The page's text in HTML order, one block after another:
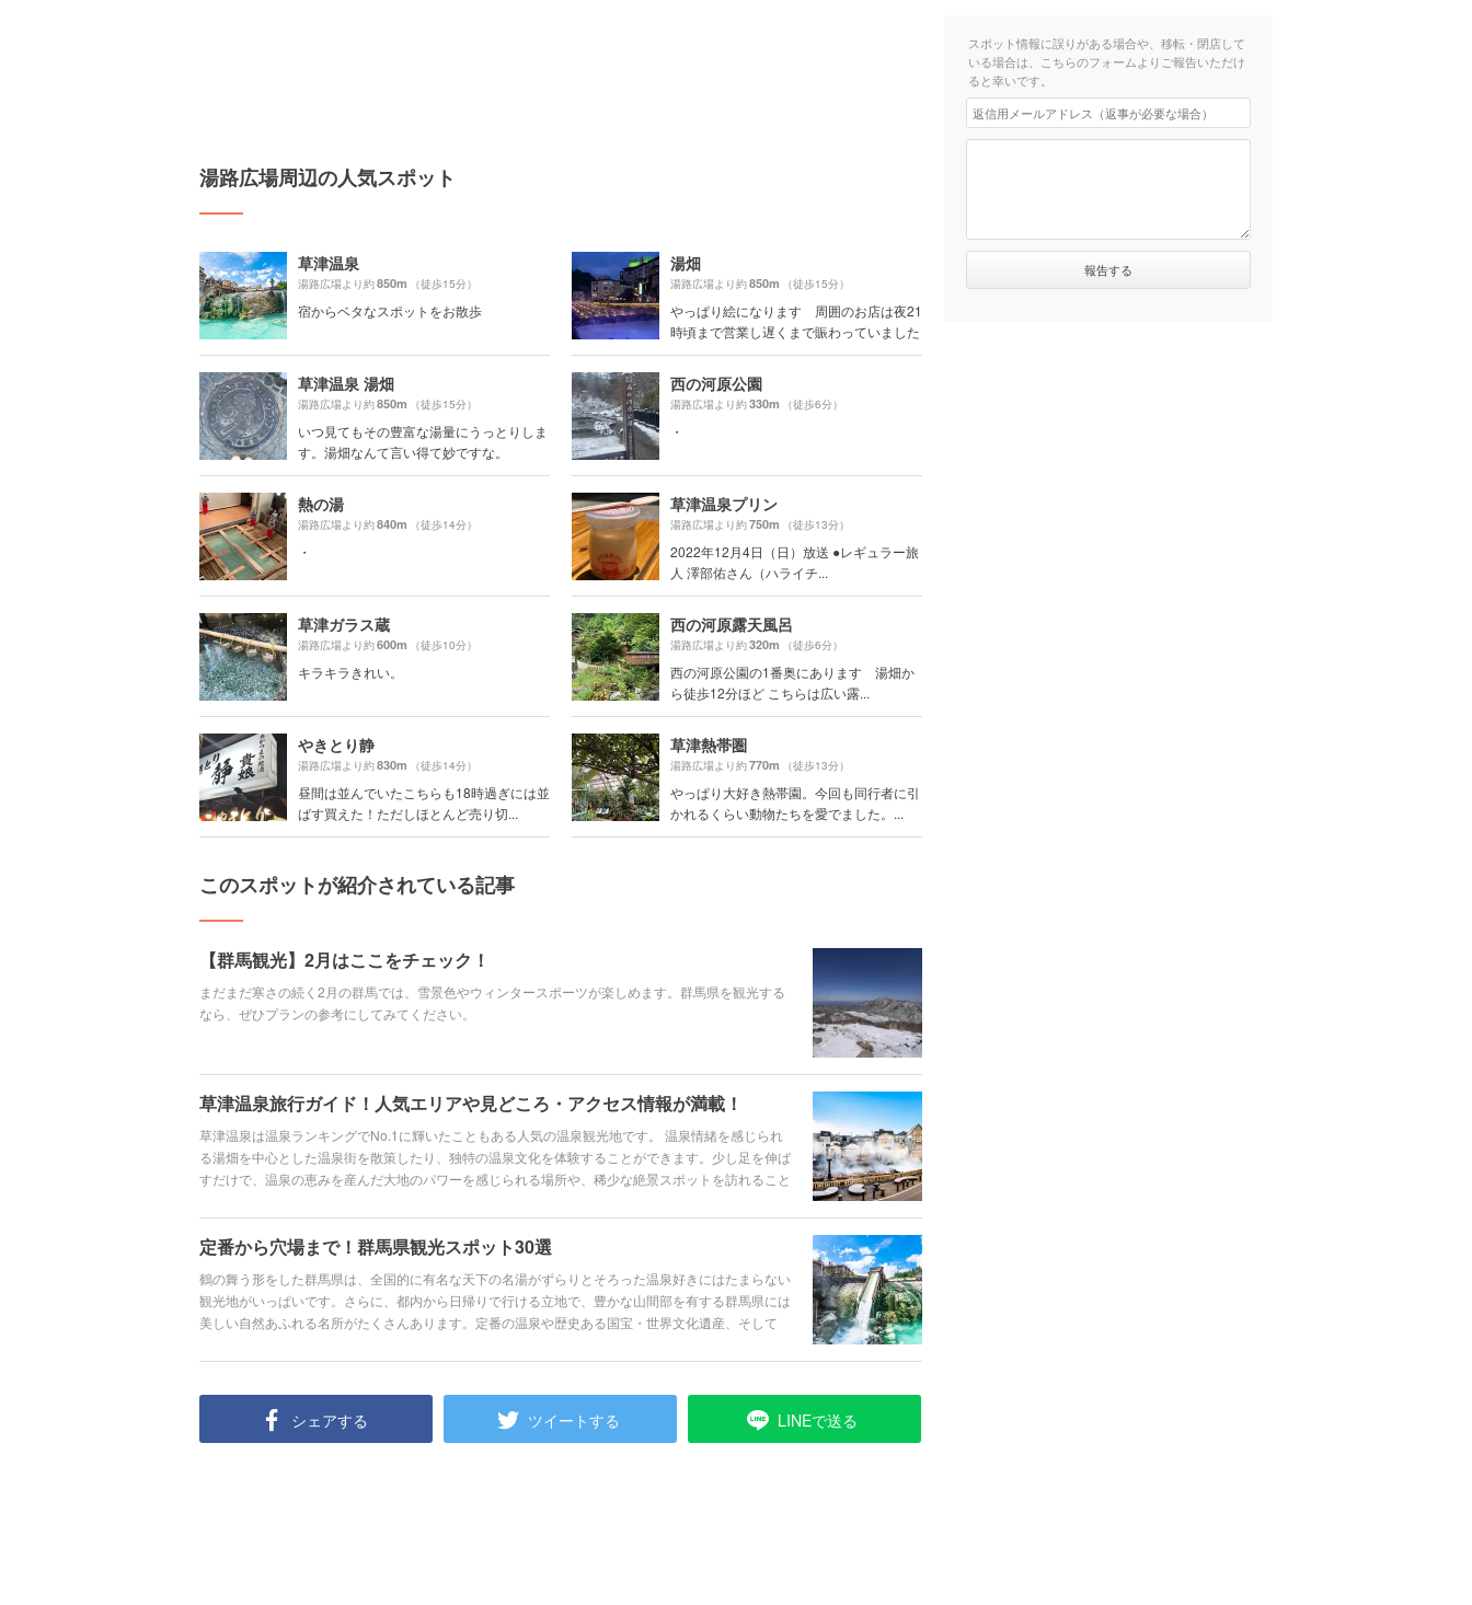
湯路広場周辺の人気スポット
草津温泉
湯路広場より約850m （徒歩15分）
宿からベタなスポットをお散歩
湯畑
湯路広場より約850m （徒歩15分）
やっぱり絵になります 周囲のお店は夜21
時頃まで営業し遅くまで賑わっていました
草津温泉 湯畑
湯路広場より約850m （徒歩15分）
いつ見てもその豊富な湯量にうっとりしま
す。湯畑なんて言い得て妙ですな。
西の河原公園
湯路広場より約330m （徒歩6分）
・
熱の湯
湯路広場より約840m （徒歩14分）
・
草津温泉プリン
湯路広場より約750m （徒歩13分）
2022年12月4日（日）放送 ●レギュラー旅
人 澤部佑さん（ハライチ...
草津ガラス蔵
湯路広場より約600m （徒歩10分）
キラキラきれい。
西の河原露天風呂
湯路広場より約320m （徒歩6分）
西の河原公園の1番奥にあります 湯畑か
ら徒歩12分ほど こちらは広い露...
やきとり静
湯路広場より約830m （徒歩14分）
昼間は並んでいたこちらも18時過ぎには並
ばす買えた！ただしほとんど売り切...
草津熱帯圏
湯路広場より約770m （徒歩13分）
やっぱり大好き熱帯園。今回も同行者に引
かれるくらい動物たちを愛でました。...
このスポットが紹介されている記事
【群馬観光】2月はここをチェック！
まだまだ寒さの続く2月の群馬では、雪景色やウィンタースポーツが楽しめます。群馬県を観光する
なら、ぜひプランの参考にしてみてください。
草津温泉旅行ガイド！人気エリアや見どころ・アクセス情報が満載！
草津温泉は温泉ランキングでNo.1に輝いたこともある人気の温泉観光地です。 温泉情緒を感じられ
る湯畑を中心とした温泉街を散策したり、独特の温泉文化を体験することができます。少し足を伸ば
すだけで、温泉の恵みを産んだ大地のパワーを感じられる場所や、稀少な絶景スポットを訪れること
泉への旅行の魅力をまとめてご紹介します。
定番から穴場まで！群馬県観光スポット30選
鶴の舞う形をした群馬県は、全国的に有名な天下の名湯がずらりとそろった温泉好きにはたまらない
観光地がいっぱいです。さらに、都内から日帰りで行ける立地で、豊かな山間部を有する群馬県には
美しい自然あふれる名所がたくさんあります。定番の温泉や歴史ある国宝・世界文化遺産、そして
ど、群馬県を訪れるなら絶対おさえておきたい30スポットをご紹介します。
シェアする ツイートする LINEで送る
スポット情報に誤りがある場合や、移転・閉店して
いる場合は、こちらのフォームよりご報告いただけ
ると幸いです。